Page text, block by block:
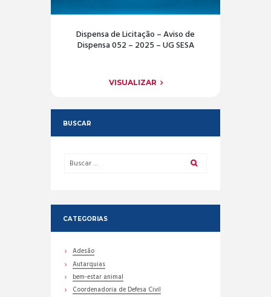
Dispensa de Licitação – Aviso de
Dispensa 052 – 2025 – UG SESA
VISUALIZAR
BUSCAR
CATEGORIAS
Adesão
Autarquias
bem-estar animal
Coordenadoria de Defesa Civil